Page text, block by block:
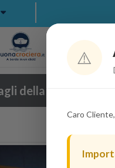
della crociera
⚠️
Caro Cliente,